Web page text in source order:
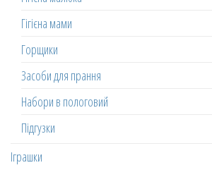
Гігієна мами
Горщики
Засоби для прання
Набори в пологовий
Підгузки
Іграшки